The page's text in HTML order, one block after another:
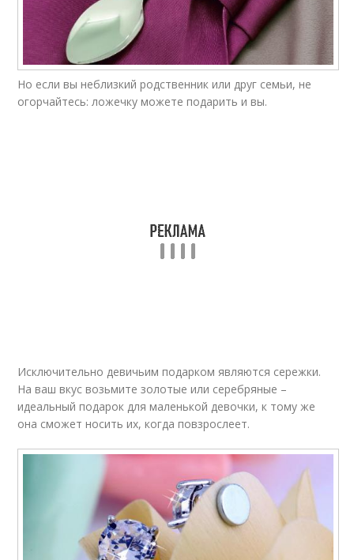
Но если вы неблизкий родственник или друг семьи, не
огорчайтесь: ложечку можете подарить и вы.
Исключительно девичьим подарком являются сережки.
На ваш вкус возьмите золотые или серебряные –
идеальный подарок для маленькой девочки, к тому же
она сможет носить их, когда повзрослеет.